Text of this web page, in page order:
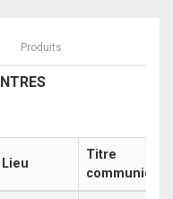
Produits
Lieu
Titre